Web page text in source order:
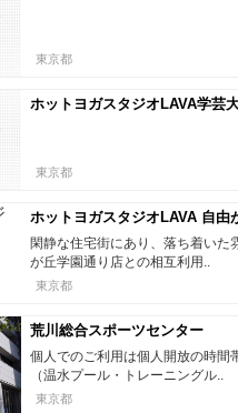
東京都
ホットヨガスタジオLAVA学芸
東京都
ホットヨガスタジオLAVA 自由
閑静な住宅街にあり、落ち着いた
が丘学園通り店との相互利用..
東京都
荒川総合スポーツセンター
個人でのご利用は個人開放の時間
（温水プール・トレーニングル..
東京都